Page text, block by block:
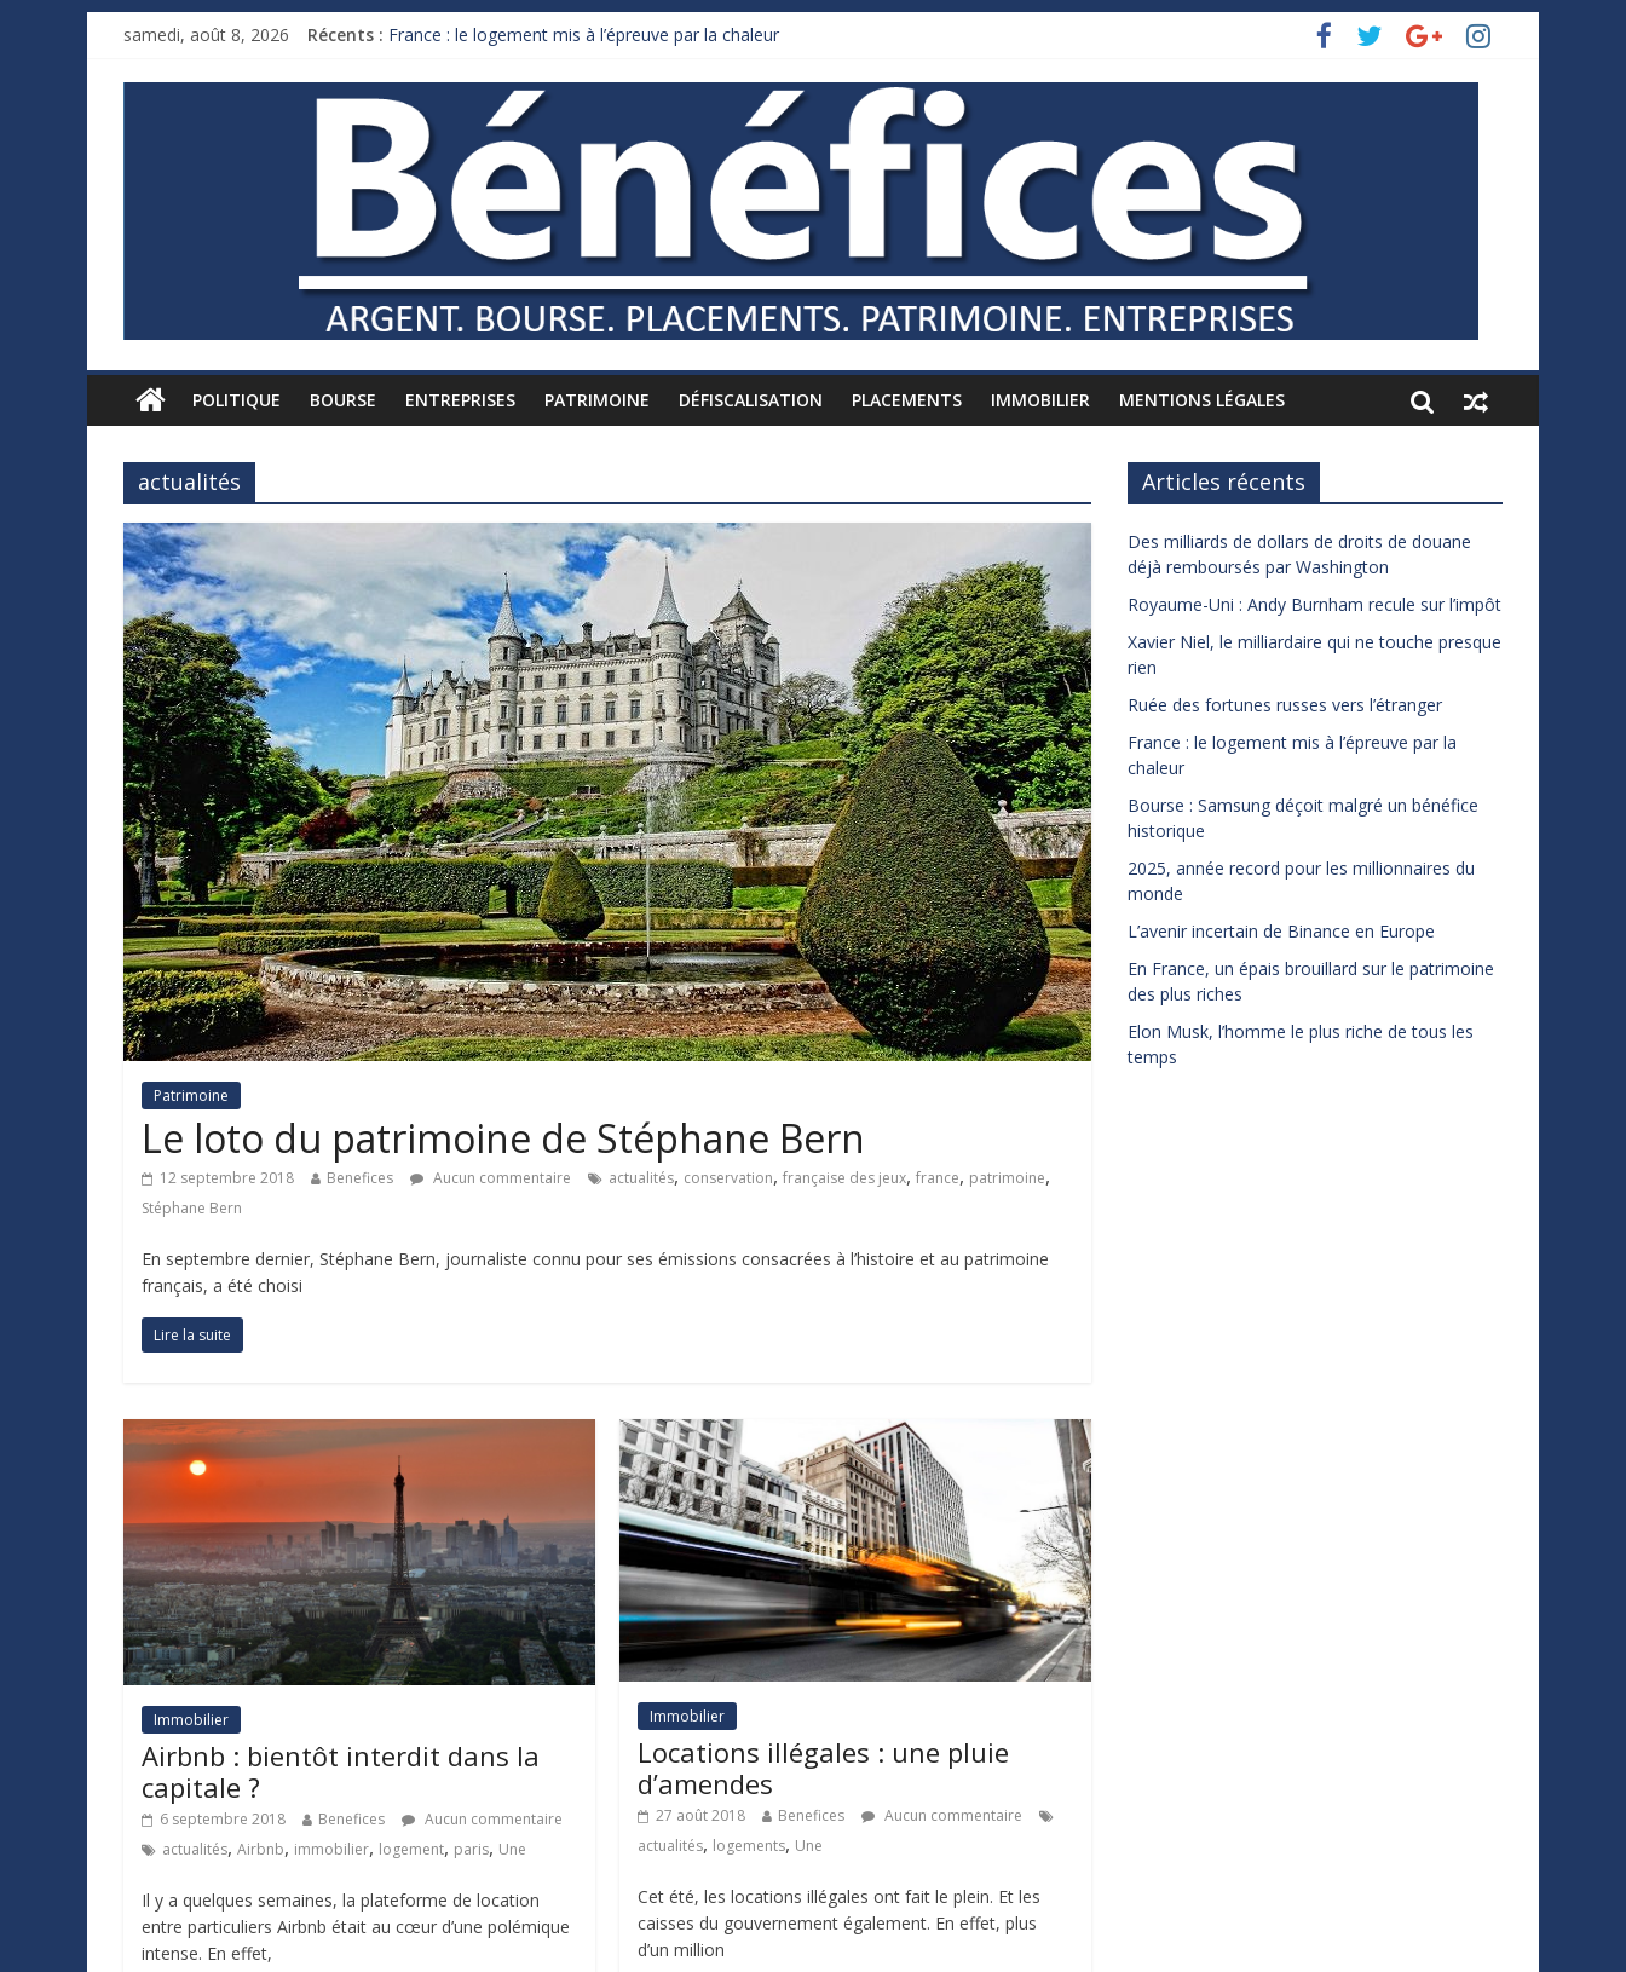
samedi, août 8, 2026 Récents : France : le logement mis à l’épreuve par la chaleur
Royaume-Uni : Andy Burnham recule sur l’impôt
Xavier Niel, le milliardaire qui ne touche presque rien
Ruée des fortunes russes vers l’étranger
POLITIQUE BOURSE ENTREPRISES PATRIMOINE DÉFISCALISATION PLACEMENTS IMMOBILIER MENTIONS LÉGALES
actualités
Patrimoine
Le loto du patrimoine de Stéphane Bern
12 septembre 2018 Benefices Aucun commentaire actualités, conservation, française des jeux, france, patrimoine,
Stéphane Bern
En septembre dernier, Stéphane Bern, journaliste connu pour ses émissions consacrées à l’histoire et au patrimoine
français, a été choisi
Lire la suite
Immobilier
Airbnb : bientôt interdit dans la
capitale ?
6 septembre 2018 Benefices
Aucun commentaire
actualités, Airbnb, immobilier, logement, paris, Une
Il y a quelques semaines, la plateforme de location
entre particuliers Airbnb était au cœur d’une polémique
intense. En effet,
Immobilier
Locations illégales : une pluie
d’amendes
27 août 2018 Benefices
Aucun commentaire
actualités, logements, Une
Cet été, les locations illégales ont fait le plein. Et les
caisses du gouvernement également. En effet, plus
d’un million
Articles récents
Des milliards de dollars de droits de douane
déjà remboursés par Washington
Royaume-Uni : Andy Burnham recule sur l’impôt
Xavier Niel, le milliardaire qui ne touche presque
rien
Ruée des fortunes russes vers l’étranger
France : le logement mis à l’épreuve par la
chaleur
Bourse : Samsung déçoit malgré un bénéfice
historique
2025, année record pour les millionnaires du
monde
L’avenir incertain de Binance en Europe
En France, un épais brouillard sur le patrimoine
des plus riches
Elon Musk, l’homme le plus riche de tous les
temps